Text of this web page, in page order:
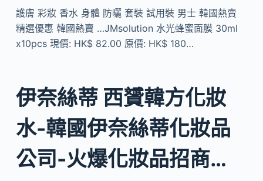
護膚 彩妝 香水 身體 防曬 套裝 試用裝 男士 韓國熱賣
精選優惠 韓國熱賣 …JMsolution 水光蜂蜜面膜 30ml
x10pcs 現價: HK$ 82.00 原價: HK$ 180…
伊奈絲蒂 西贇韓方化妝
水-韓國伊奈絲蒂化妝品
公司-火爆化妝品招商…